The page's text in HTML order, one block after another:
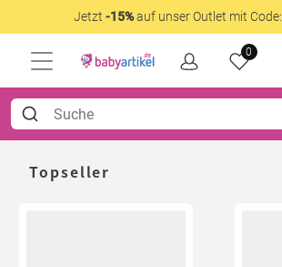
Jetzt -15%auf unser Outlet mit Code:
0
Topseller